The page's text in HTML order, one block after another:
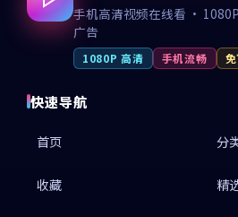
手机高清视频在线看 ·
广告
1080P 高清 手机流畅
快速导航
首页 分
收藏 精